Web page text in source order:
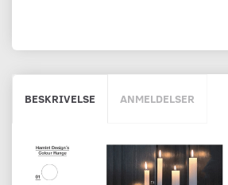
BESKRIVELSE ANMELDELSER